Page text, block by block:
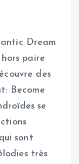
Dream
paire
des
Become
se
sont
très